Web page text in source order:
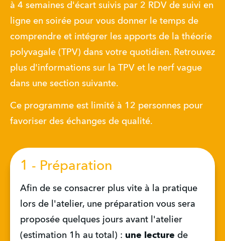
à 4 semaines d'écart suivis par 2 RDV de suivi en
ligne en soirée pour vous donner le temps de
comprendre et intégrer les apports de la théorie
polyvagale (TPV) dans votre quotidien. Retrouvez
plus d'informations sur la TPV et le nerf vague
dans une section suivante.
Ce programme est limité à 12 personnes pour
favoriser des échanges de qualité.
1 - Préparation
Afin de se consacrer plus vite à la pratique
lors de l'atelier, une préparation vous sera
proposée quelques jours avant l'atelier
(estimation 1h au total) : une lecture de